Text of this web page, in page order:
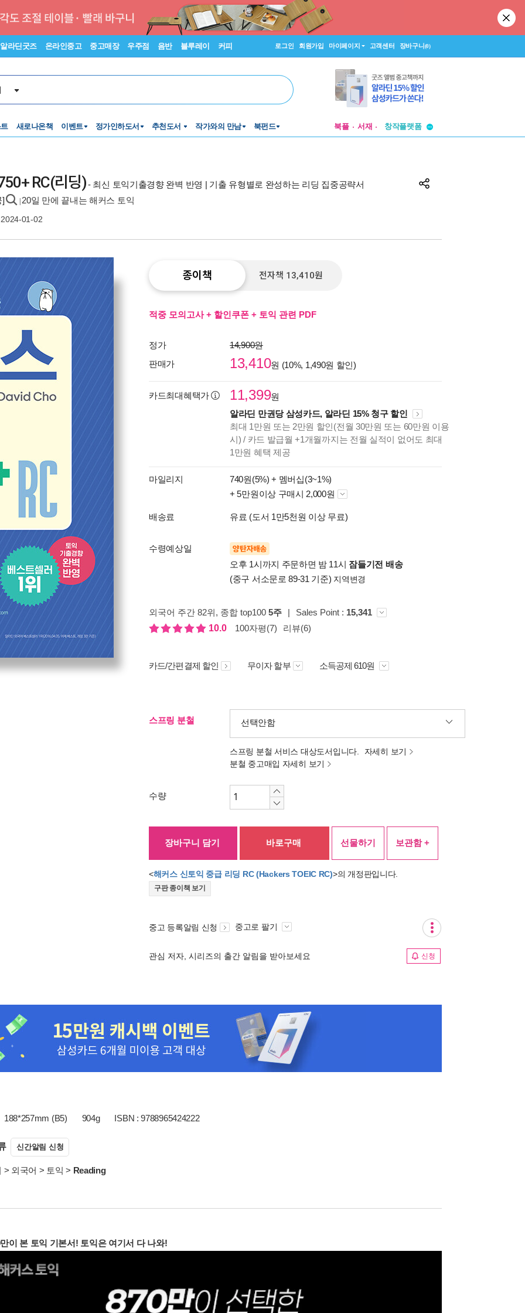
알라딘굿즈 온라인중고 중고매장 우주점 음반 블루레이 커피 로그인 회원가입 마이페이지 고객센터 장바구니(0)
새로나온책 이벤트 정가인하도서 추천도서 작가와의 만남 북펀드 북플 서재
창작플랫폼
투비컨티뉴드
RC(리딩)- 최신 토익기출경향 완벽 반영 | 기출 유형별로 완성하는 리딩 집중공략서
]
|20일 만에 끝내는 해커스 토익
2024-01-02
종이책 전자책 13,410원
적중 모의고사 + 할인쿠폰 + 토익 관련 PDF
정가
14,900원
판매가
13,410원 (10%, 1,490원 할인)
카드최대혜택가 11,399원
알라딘 만권당 삼성카드, 알라딘 15% 청구 할인
최대 1만원 또는 2만원 할인(전월 30만원 또는 60만원 이용
시) / 카드 발급월 +1개월까지는 전월 실적이 없어도 최대
1만원 혜택 제공
마일리지 740원(5%) + 멤버십(3~1%)
+ 5만원이상 구매시 2,000원
배송료 유료 (도서 1만5천원 이상 무료)
수령예상일 양탄자배송
오후 1시까지 주문하면 밤 11시 잠들기전 배송
(중구 서소문로 89-31 기준) 지역변경
외국어 주간 82위, 종합 top100 5주 | Sales Point : 15,341
10.0
100자평(7) 리뷰(6)
카드/간편결제 할인 무이자 할부 소득공제 610원
스프링 분철 선택안함
스프링 분철 서비스 대상도서입니다.
자세히 보기
분철 중고매입 자세히 보기
수량
장바구니 담기 바로구매 선물하기 보관함 +
<해커스 신토익 중급 리딩 RC (Hackers TOEIC RC)>의 개정판입니다.
구판 종이책 보기
중고 등록알림 신청 중고로 팔기
관심 저자, 시리즈의 출간 알림을 받아보세요 신청
188*257mm (B5) 904g ISBN : 9788965424222
신간알림 신청
> 외국어 > 토익 > Reading
이 본 토익 기본서! 토익은 여기서 다 나와!